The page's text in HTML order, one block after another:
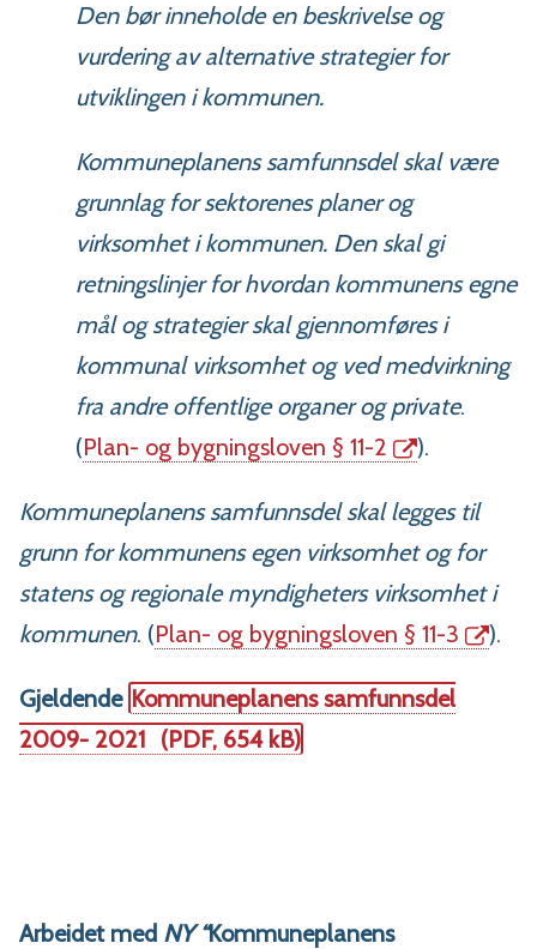
Den bør inneholde en beskrivelse og
vurdering av alternative strategier for
utviklingen i kommunen.
Kommuneplanens samfunnsdel skal være
grunnlag for sektorenes planer og
virksomhet i kommunen. Den skal gi
retningslinjer for hvordan kommunens egne
mål og strategier skal gjennomføres i
kommunal virksomhet og ved medvirkning
fra andre offentlige organer og private.
(Plan- og bygningsloven § 11-2 ).
Kommuneplanens samfunnsdel skal legges til
grunn for kommunens egen virksomhet og for
statens og regionale myndigheters virksomhet i
kommunen. (Plan- og bygningsloven § 11-3 ).
Gjeldende Kommuneplanens samfunnsdel
2009- 2021 (PDF, 654 kB)
Arbeidet med NY “Kommuneplanens